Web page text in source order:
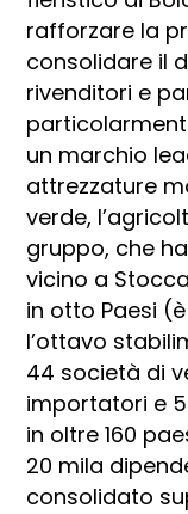
rafforzare la
consolidare il
rivenditori e
un marchio
attrezzature
verde,
gruppo, che
vicino a
in otto Paesi
l’ottavo
44 società di
importatori e
in oltre 160
20 mila
consolidato